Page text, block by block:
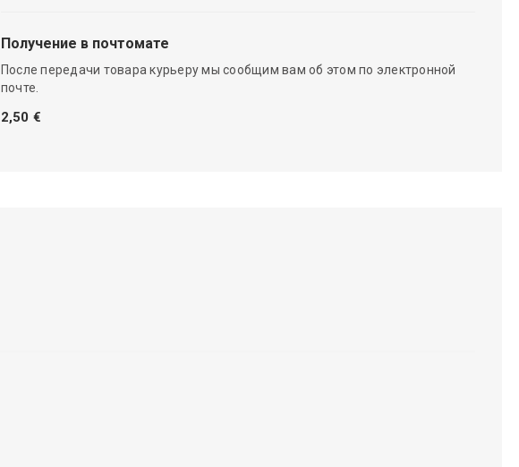
Получение в почтомате
После передачи товара курьеру мы сообщим вам об этом по электронной
почте.
2,50 €